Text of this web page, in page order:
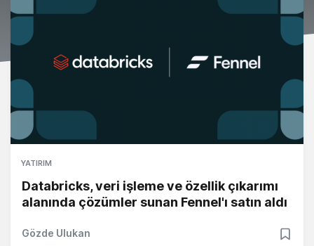
YATIRIM
Databricks, veri işleme ve özellik çıkarımı
alanında çözümler sunan Fennel'ı satın aldı
Gözde Ulukan